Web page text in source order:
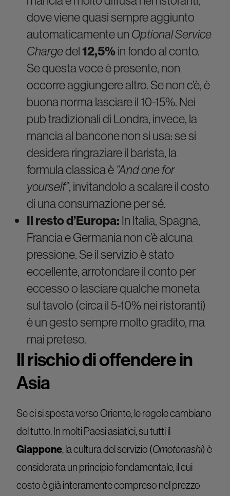
dove viene quasi sempre aggiunto
automaticamente un Optional Service
Chargedel12,5%in fondo al conto.
Se questa voce è presente, non
occorre aggiungere altro. Se non c’è, è
buona norma lasciare il 10-15%. Nei
pub tradizionali di Londra, invece, la
mancia al bancone non si usa: se si
desidera ringraziare il barista, la
formula classica è “And one for
yourself”, invitandolo a scalare il costo
di una consumazione per sé.
Il resto d’Europa: In Italia, Spagna,
Francia e Germania non c’è alcuna
pressione. Se il servizio è stato
eccellente, arrotondare il conto per
eccesso o lasciare qualche moneta
sul tavolo (circa il 5-10% nei ristoranti)
è un gesto sempre molto gradito, ma
mai preteso.
Il rischio di offendere in
Asia
Se ci si sposta verso Oriente, le regole cambiano
del tutto. In molti Paesi asiatici, su tutti il
Giappone, la cultura del servizio (Omotenashi) è
considerata un principio fondamentale, il cui
costo è già interamente compreso nel prezzo